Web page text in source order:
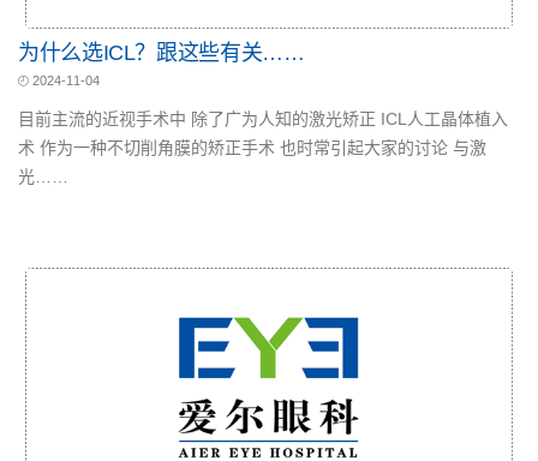
为什么选ICL？跟这些有关……
2024-11-04
目前主流的近视手术中 除了广为人知的激光矫正 ICL人工晶体植入
术 作为一种不切削角膜的矫正手术 也时常引起大家的讨论 与激
光……